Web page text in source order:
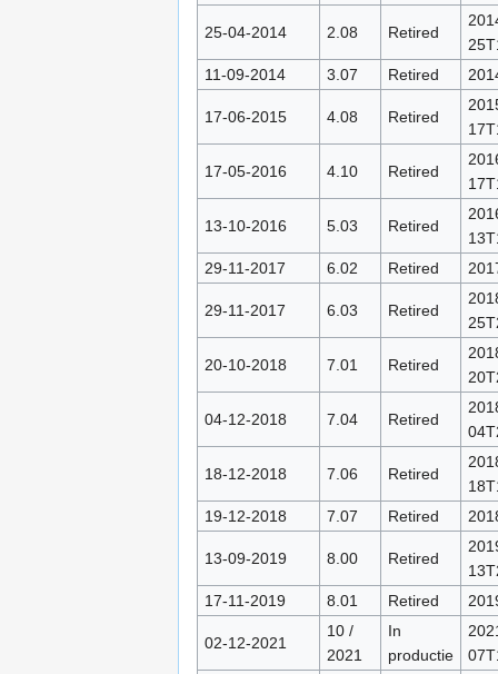
25-04-2014 2.08 Retired
11-09-2014
3.07 Retired
17-06-2015 4.08 Retired
17-05-2016 4.10 Retired
13-10-2016 5.03 Retired
29-11-2017
6.02 Retired
29-11-2017 6.03 Retired
20-10-2018 7.01 Retired
04-12-2018 7.04 Retired
18-12-2018 7.06 Retired
19-12-2018
7.07 Retired
13-09-2019 8.00 Retired
17-11-2019
8.01 Retired
02-12-2021
10 /
2021
In
productie